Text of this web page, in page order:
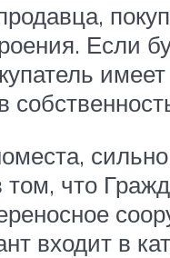
Если
сильно
что
входит в